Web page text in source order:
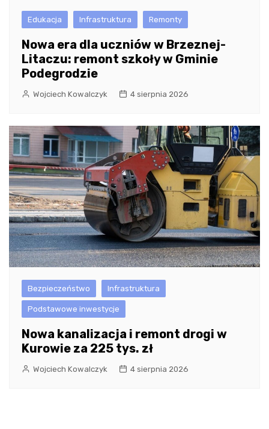
Edukacja Infrastruktura Remonty
Nowa era dla uczniów w Brzeznej-
Litaczu: remont szkoły w Gminie
Podegrodzie
Wojciech Kowalczyk 4 sierpnia 2026
Bezpieczeństwo Infrastruktura
Podstawowe inwestycje
Nowa kanalizacja i remont drogi w
Kurowie za 225 tys. zł
Wojciech Kowalczyk 4 sierpnia 2026